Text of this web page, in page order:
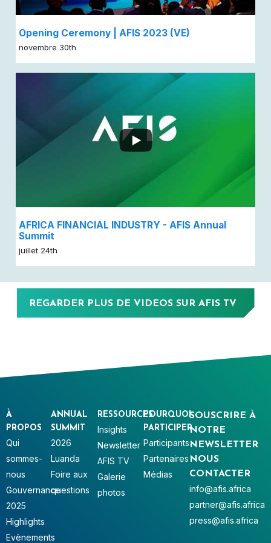
Opening Ceremony | AFIS 2023 (VE)
novembre 30th
AFRICA FINANCIAL INDUSTRY - AFIS Annual
Summit
juillet 24th
REGARDER PLUS DE VIDEOS SUR AFIS TV
SOUSCRIRE À
NOTRE
NEWSLETTER
NOUS
CONTACTER
info@afis.africa
partner@afis.africa
press@afis.africa
À
PROPOS
Qui
sommes-
nous
Gouvernance
2025
Highlights
Evènements
ANNUAL
SUMMIT
2026
Luanda
Foire aux
questions
RESSOURCES
Insights
Newsletter
AFIS TV
Galerie
photos
POURQUOI
PARTICIPER
Participants
Partenaires
Médias